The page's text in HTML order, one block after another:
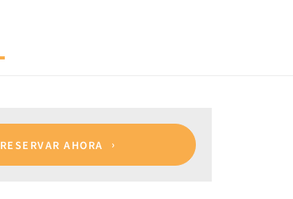
RESERVAR AHORA